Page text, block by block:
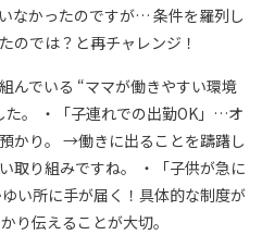
なかったのですが… 条件を羅列し
のでは？と再チャレンジ！
んでいる “ママが働きやすい環境
。 ・「子連れでの出勤OK」…オ
かり。 →働きに出ることを躊躇し
取り組みですね。 ・「子供が急に
い所に手が届く！具体的な制度が
り伝えることが大切。